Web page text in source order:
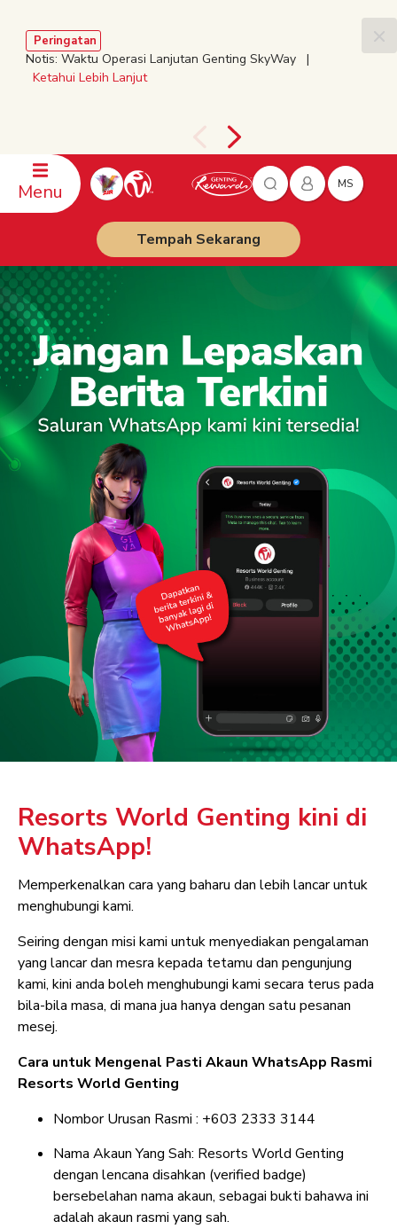
Peringatan
Notis: Waktu Operasi Lanjutan Genting SkyWay |
Ketahui Lebih Lanjut
Menu MS
Tempah Sekarang
Resorts World Genting kini di
WhatsApp!
Memperkenalkan cara yang baharu dan lebih lancar untuk
menghubungi kami.
Seiring dengan misi kami untuk menyediakan pengalaman
yang lancar dan mesra kepada tetamu dan pengunjung
kami, kini anda boleh menghubungi kami secara terus pada
bila-bila masa, di mana jua hanya dengan satu pesanan
mesej.
Cara untuk Mengenal Pasti Akaun WhatsApp Rasmi
Resorts World Genting
Nombor Urusan Rasmi : +603 2333 3144
Nama Akaun Yang Sah: Resorts World Genting
dengan lencana disahkan (verified badge)
bersebelahan nama akaun, sebagai bukti bahawa ini
adalah akaun rasmi yang sah.